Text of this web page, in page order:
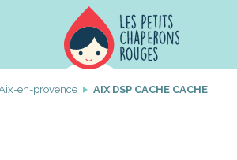
en-provence AIX DSP CACHE CACHE